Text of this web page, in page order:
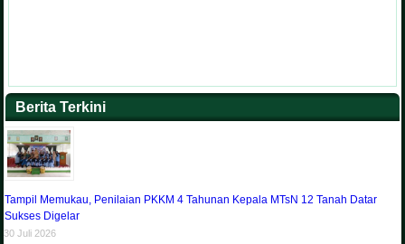
Berita Terkini
Tampil Memukau, Penilaian PKKM 4 Tahunan Kepala MTsN 12 Tanah Datar
Sukses Digelar
30 Juli 2026